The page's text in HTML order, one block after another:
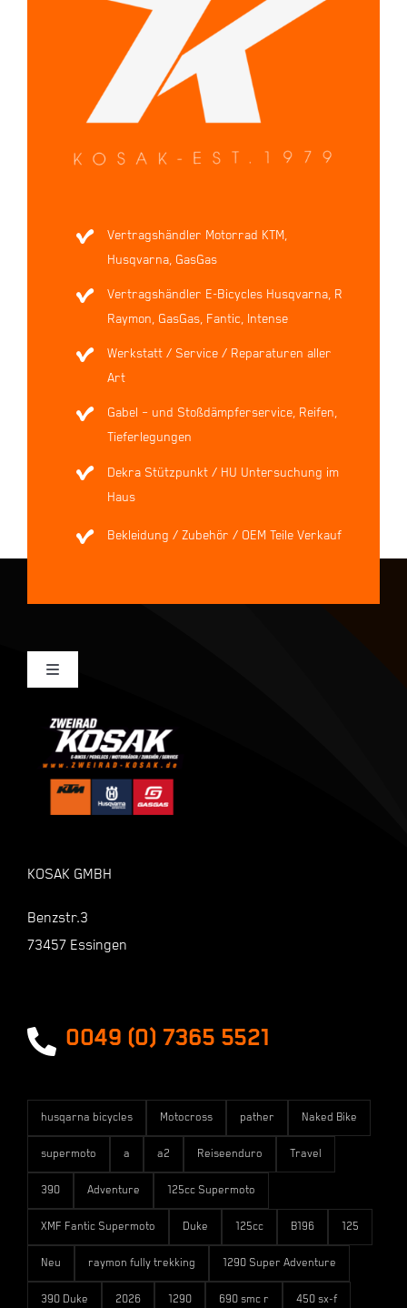
Vertragshändler Motorrad KTM,
Husqvarna, GasGas
Vertragshändler E-Bicycles Husqvarna, R
Raymon, GasGas, Fantic, Intense
Werkstatt / Service / Reparaturen aller
Art
Gabel – und Stoßdämpferservice, Reifen,
Tieferlegungen
Dekra Stützpunkt / HU Untersuchung im
Haus
Bekleidung / Zubehör / OEM Teile Verkauf
KOSAK GMBH
Benzstr.3
73457 Essingen
0049 (0) 7365 5521
Toggle
Mein Konto
Kasse
husqarna bicycles Motocross pather Naked Bike
supermoto a a2 Reiseenduro Travel
390 Adventure 125cc Supermoto
XMF Fantic Supermoto Duke 125cc B196 125
Neu raymon fully trekking 1290 Super Adventure
390 Duke 2026 1290 690 smc r 450 sx-f